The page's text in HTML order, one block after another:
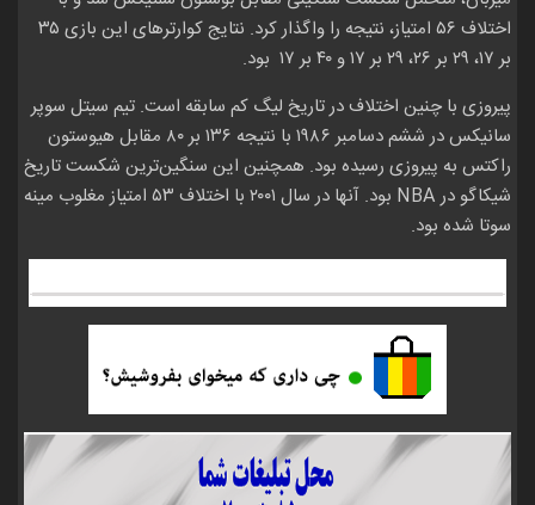
اختلاف ۵۶ امتیاز، نتیجه را واگذار کرد. نتایج کوارترهای این بازی ۳۵
بر ۱۷، ۲۹ بر ۲۶، ۲۹ بر ۱۷ و ۴۰ بر ۱۷ بود.
پیروزی با چنین اختلاف در تاریخ لیگ کم سابقه است. تیم سیتل سوپر
سانیکس در ششم دسامبر ۱۹۸۶ با نتیجه ۱۳۶ بر ۸۰ مقابل هیوستون
راکتس به پیروزی رسیده بود. همچنین این سنگین‌ترین شکست تاریخ
شیکاگو در NBA بود. آنها در سال ۲۰۰۱ با اختلاف ۵۳ امتیاز مغلوب مینه
سوتا شده بود.